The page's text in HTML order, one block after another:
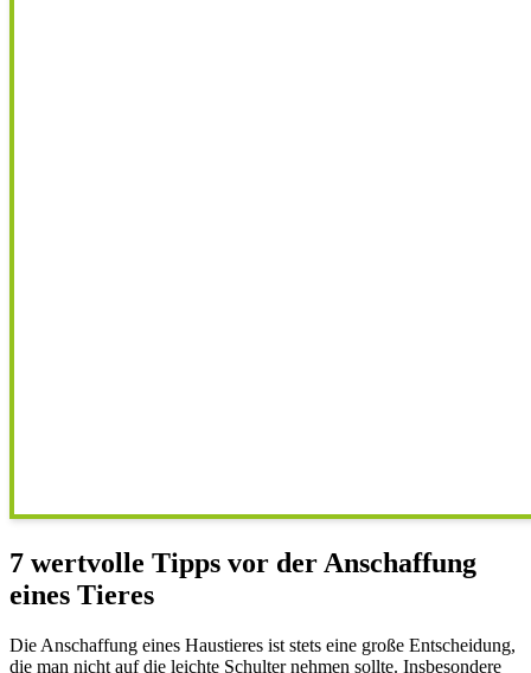
7 wertvolle Tipps vor der Anschaffung
eines Tieres
Die Anschaffung eines Haustieres ist stets eine große Entscheidung,
die man nicht auf die leichte Schulter nehmen sollte. Insbesondere